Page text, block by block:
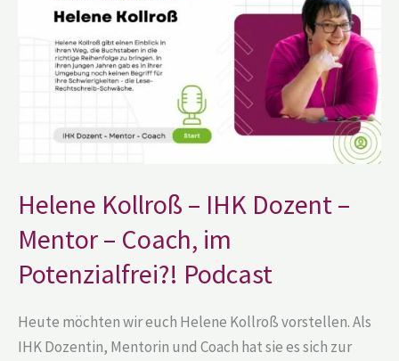
Helene Kollroß – IHK Dozent –
Mentor – Coach, im
Potenzialfrei?! Podcast
Heute möchten wir euch Helene Kollroß vorstellen. Als
IHK Dozentin, Mentorin und Coach hat sie es sich zur
IHK
Dozent
Mentor
Coach,
Podcast